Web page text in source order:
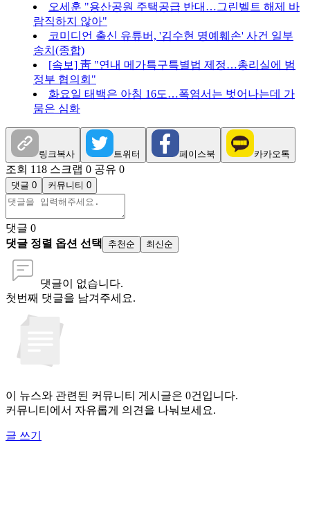
오세훈 "용산공원 주택공급 반대…그린벨트 해제 바
람직하지 않아"
코미디언 출신 유튜버, '김수현 명예훼손' 사건 일부
송치(종합)
[속보] 靑 "연내 메가특구특별법 제정…총리실에 범
정부 협의회"
화요일 태백은 아침 16도…폭염서는 벗어나는데 가
뭄은 심화
링크복사 트위터 페이스북 카카오톡
조회 118 스크랩 0 공유 0
댓글 0 커뮤니티 0
댓글 0
댓글 정렬 옵션 선택
추천순 최신순
댓글이 없습니다.
첫번째 댓글을 남겨주세요.
이 뉴스와 관련된 커뮤니티 게시글은 0건입니다.
커뮤니티에서 자유롭게 의견을 나눠보세요.
글 쓰기